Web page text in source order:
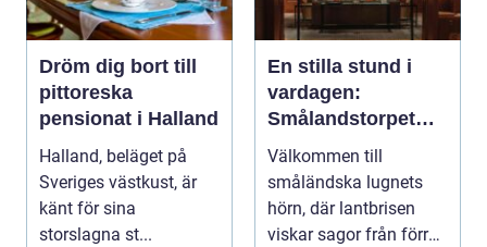
Dröm dig bort till
pittoreska
pensionat i Halland
Halland, beläget på
Sveriges västkust, är
känt för sina
storslagna st...
En stilla stund i
vardagen:
Smålandstorpet
Lanthotell
Välkommen till
småländska lugnets
hörn, där lantbrisen
viskar sagor från förr